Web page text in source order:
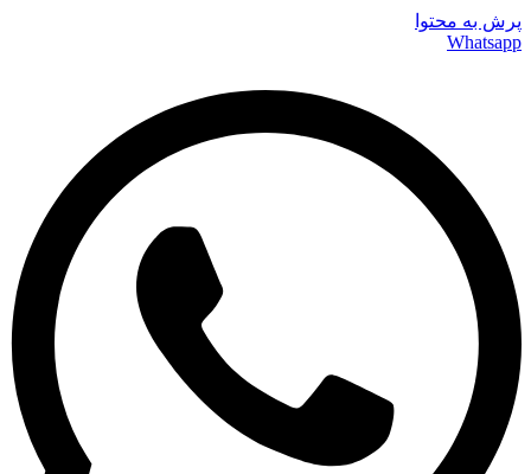
پرش به محتوا
Whatsapp